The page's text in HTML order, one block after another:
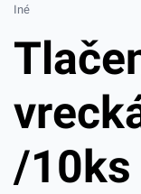
Iné
/10ks